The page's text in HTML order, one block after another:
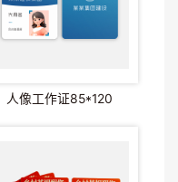
人像工作证85*120